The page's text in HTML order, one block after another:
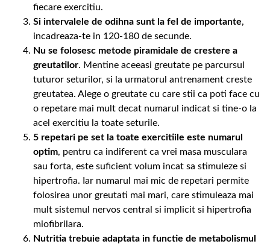
fiecare exercitiu.
Si intervalele de odihna sunt la fel de importante,
incadreaza-te in 120-180 de secunde.
Nu se folosesc metode piramidale de crestere a
greutatilor. Mentine aceeasi greutate pe parcursul
tuturor seturilor, si la urmatorul antrenament creste
greutatea. Alege o greutate cu care stii ca poti face cu
o repetare mai mult decat numarul indicat si tine-o la
acel exercitiu la toate seturile.
5 repetari pe set la toate exercitiile este numarul
optim, pentru ca indiferent ca vrei masa musculara
sau forta, este suficient volum incat sa stimuleze si
hipertrofia. Iar numarul mai mic de repetari permite
folosirea unor greutati mai mari, care stimuleaza mai
mult sistemul nervos central si implicit si hipertrofia
miofibrilara.
Nutritia trebuie adaptata in functie de metabolismul